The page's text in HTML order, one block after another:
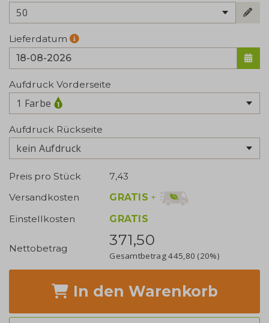
50
Lieferdatum
Aufdruck Vorderseite
1 Farbe
Aufdruck Rückseite
kein Aufdruck
Preis pro Stück
7,43
Versandkosten
GRATIS +
Einstellkosten
GRATIS
Nettobetrag 371,50
Gesamtbetrag445,80 (20%)
In den Warenkorb